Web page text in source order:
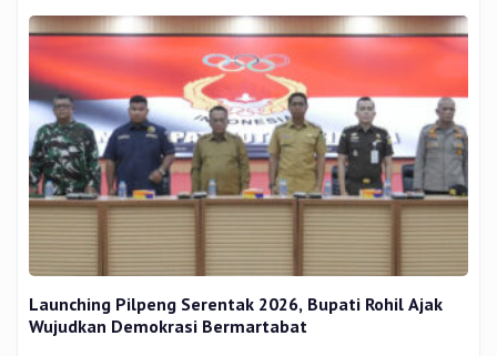
Launching Pilpeng Serentak 2026, Bupati Rohil Ajak
Wujudkan Demokrasi Bermartabat